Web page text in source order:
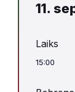
11.
Laiks
15:00